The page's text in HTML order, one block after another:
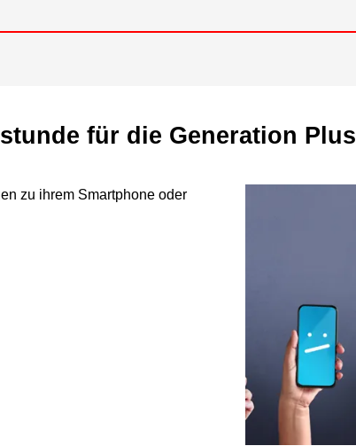
für die Generation Plus
zu ihrem Smartphone oder